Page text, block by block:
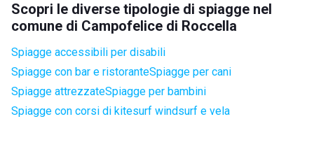
Scopri le diverse tipologie di spiagge nel
comune di Campofelice di Roccella
Spiagge accessibili per disabili
Spiagge con bar e ristoranteSpiagge per cani
Spiagge attrezzateSpiagge per bambini
Spiagge con corsi di kitesurf windsurf e vela